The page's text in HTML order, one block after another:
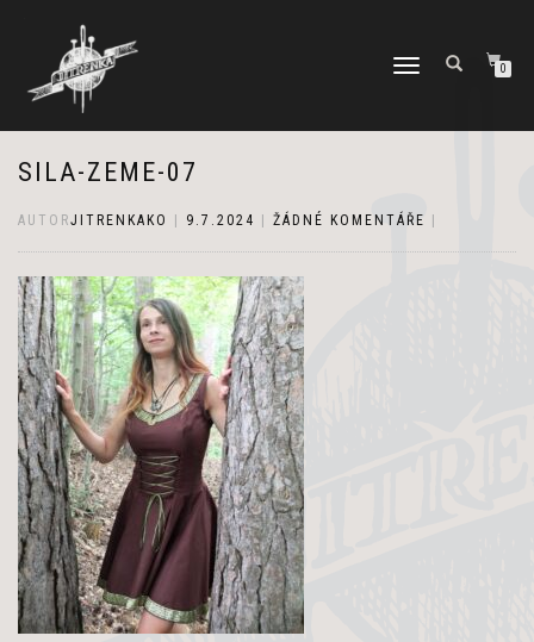
PŘEPNOUT
0
SILA-ZEME-07
AUTORJITRENKAKO 9.7.2024 ŽÁDNÉ KOMENTÁŘE